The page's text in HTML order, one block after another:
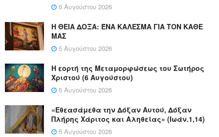
6 Αυγούστου 2026
Η ΘΕΙΑ ΔΟΞΑ: ΈΝΑ ΚΑΛΕΣΜΑ ΓΙΑ ΤΟΝ ΚΑΘΕ
ΜΑΣ
5 Αυγούστου 2026
Η εορτή της Μεταμορφώσεως του Σωτήρος
Χριστού (6 Αυγούστου)
5 Αυγούστου 2026
«Εθεασάμεθα την Δόξαν Αυτού, Δόξαν
Πλήρης Χάριτος και Αληθείας» (Ιωάν.1,14)
5 Αυγούστου 2026